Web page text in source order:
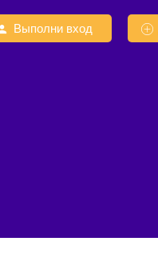
Выполни вход